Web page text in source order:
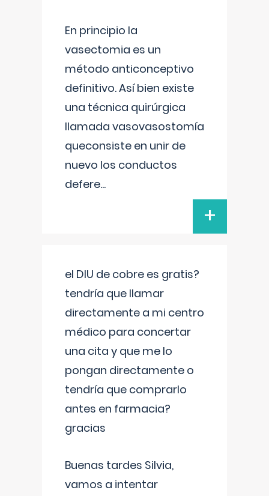
En principio la
vasectomia es un
método anticonceptivo
definitivo. Así bien existe
una técnica quirúrgica
llamada vasovasostomía
queconsiste en unir de
nuevo los conductos
defere...
+
el DIU de cobre es gratis?
tendría que llamar
directamente a mi centro
médico para concertar
una cita y que me lo
pongan directamente o
tendría que comprarlo
antes en farmacia?
gracias
Buenas tardes Silvia,
vamos a intentar